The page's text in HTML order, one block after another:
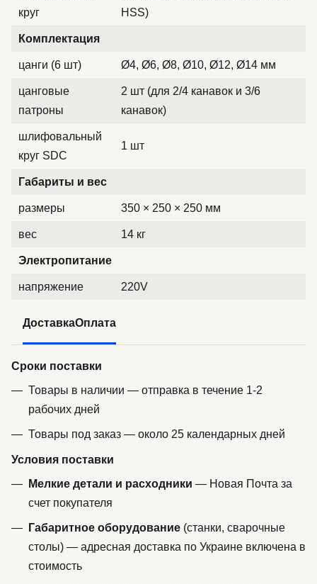
круг
HSS)
Комплектация
цанги (6 шт) Ø4, Ø6, Ø8, Ø10, Ø12, Ø14 мм
цанговые
патроны
2 шт (для 2/4 канавок и 3/6
канавок)
шлифовальный
круг SDC
1 шт
Габариты и вес
размеры 350 × 250 × 250 мм
вес 14 кг
Электропитание
напряжение 220V
ДоставкаОплата
Сроки поставки
Товары в наличии — отправка в течение 1-2
рабочих дней
Товары под заказ — около 25 календарных дней
Условия поставки
Мелкие детали и расходники — Новая Почта за
счет покупателя
Габаритное оборудование (станки, сварочные
столы) — адресная доставка по Украине включена в
стоимость